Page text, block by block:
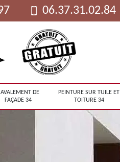
06.37.31.02.84
DE
FAÇADE 34
PEINTURE SUR TUILE ET
TOITURE 34